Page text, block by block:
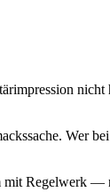
Wer
Regelwerk —